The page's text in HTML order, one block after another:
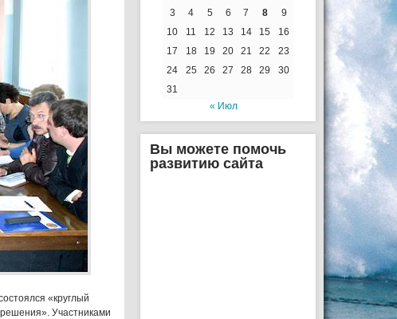
«круглый
Участниками
3
4 5 6 7 8
9
10
11 12 13 14 15
16
17
18 19 20 21 22
23
24
25 26 27 28 29
30
31
« Июл
Вы можете помочь
развитию сайта